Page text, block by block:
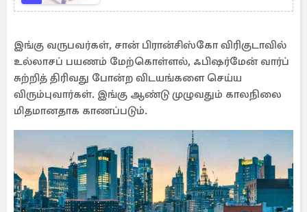
இங்கு வருபவர்கள், சான் பிரான்சிஸ்கோ விரிகுடாவில்
உல்லாசப் பயணம் மேற்கொள்ளல், ஃபிஷர்மேன் வார்ப்
சுற்றித் திரிவது போன்ற விடயங்களை செய்ய
விரும்புவார்கள். இங்கு ஆண்டு முழுவதும் காலநிலை
மிதமானதாக காணப்படும்.